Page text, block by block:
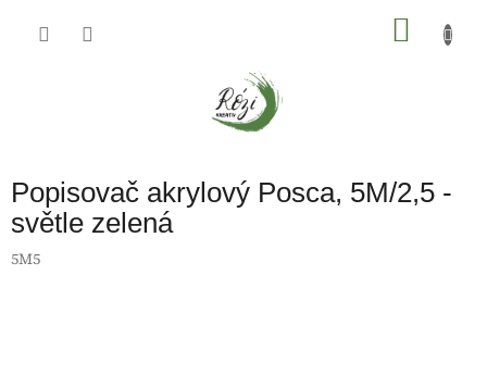
Popisovač akrylový Posca, 5M/2,5 -
světle zelená
5M5